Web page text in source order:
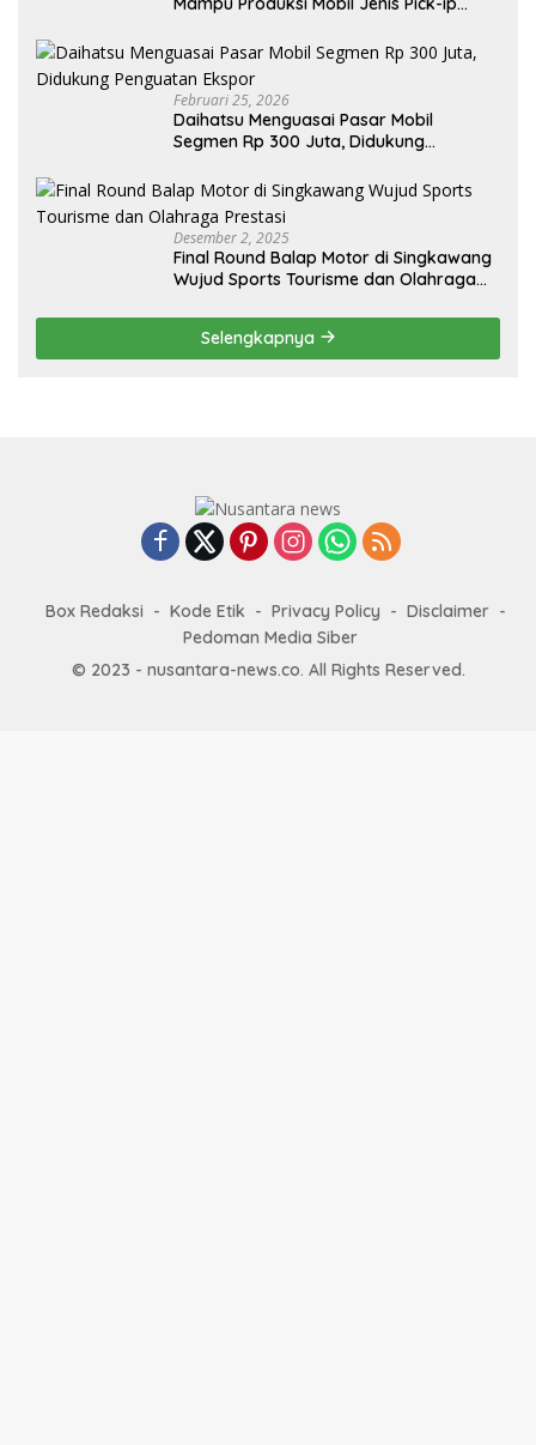
Februari 25, 2026
Daihatsu Menguasai Pasar Mobil
Segmen Rp 300 Juta, Didukung
Desember 2, 2025
Final Round Balap Motor di Singkawang
Wujud Sports Tourisme dan Olahraga
Selengkapnya
Box Redaksi Kode Etik Privacy Policy
Disclaimer
Pedoman Media Siber
© 2023 - nusantara-news.co. All Rights Reserved.